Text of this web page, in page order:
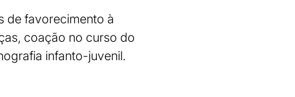
de favorecimento à
coação no curso do
infanto-juvenil.